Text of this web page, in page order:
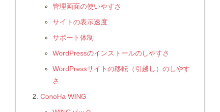
管理画面の使いやすさ
サイトの表示速度
サポート体制
WordPressのインストールのしやすさ
WordPressサイトの移転（引越し）のしやす
さ
ConoHa WING